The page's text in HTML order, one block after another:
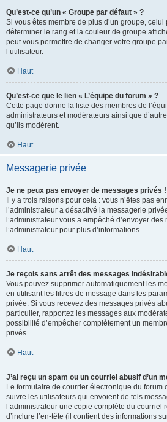
Qu’est-ce qu’un « Groupe par défaut » ?
Si vous êtes membre de plus d’un groupe,
déterminer le rang et la couleur de groupe
peut vous permettre de changer votre groupe
l’utilisateur.
Haut
Qu’est-ce que le lien « L’équipe du forum » ?
Cette page donne la liste des membres de
administrateurs et modérateurs ainsi que
qu’ils modèrent.
Haut
Messagerie privée
Je ne peux pas envoyer de messages privés !
Il y a trois raisons pour cela : vous n’êtes pas
l’administrateur a désactivé la messagerie
l’administrateur vous a empêché d’envoyer
l’administrateur pour plus d’informations.
Haut
Je reçois sans arrêt des messages
Vous pouvez supprimer automatiquement les
en utilisant les filtres de message dans les
privée. Si vous recevez des messages privés
particulier, rapportez les messages aux
possibilité d’empêcher complètement un
privés.
Haut
J’ai reçu un spam ou un courriel abusif d’un
Le formulaire de courrier électronique du forum
suivre les utilisateurs qui envoient de tels
l’administrateur une copie complète du courriel
d’inclure l’en-tête (il contient des informations